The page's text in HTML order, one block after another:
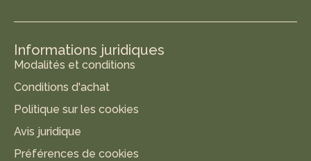
Informations juridiques
Modalités et conditions
Conditions d'achat
Politique sur les cookies
Avis juridique
Préférences de cookies